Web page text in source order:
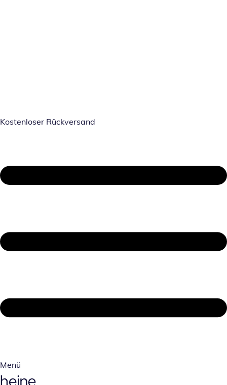
Kostenloser Rückversand
Menü